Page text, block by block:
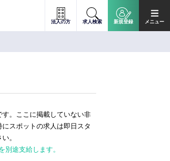
法人の方 求人検索 新規登録 メニュー
。ここに掲載していない非
スポットの求人は即日スタ
。
途支給します。